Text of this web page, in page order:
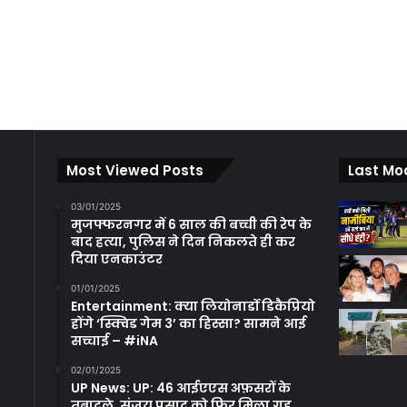
Most Viewed Posts
03/01/2025
मुजफ्फरनगर में 6 साल की बच्ची की रेप के
बाद हत्या, पुलिस ने दिन निकलते ही कर
दिया एनकाउंटर
01/01/2025
Entertainment: क्या लियोनार्डो डिकैप्रियो
होंगे ‘स्क्विड गेम 3’ का हिस्सा? सामने आई
सच्चाई – #iNA
02/01/2025
UP News: UP: 46 आईएएस अफ़सरों के
Last